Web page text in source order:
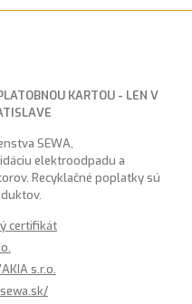
KARTOU - LEN V
SEWA,
elektroodpadu a
Recyklačné poplatky sú
certifikát
s.r.o.